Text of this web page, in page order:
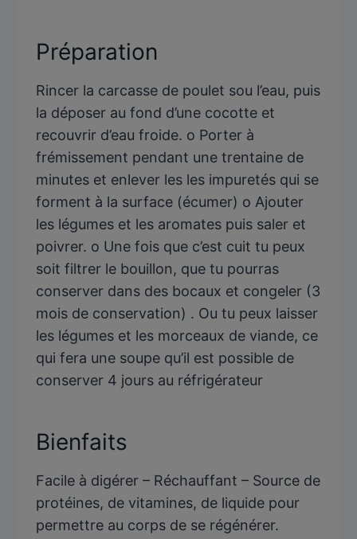
Préparation
Rincer la carcasse de poulet sou l’eau, puis
la déposer au fond d’une cocotte et
recouvrir d’eau froide. o Porter à
frémissement pendant une trentaine de
minutes et enlever les les impuretés qui se
forment à la surface (écumer) o Ajouter
les légumes et les aromates puis saler et
poivrer. o Une fois que c’est cuit tu peux
soit filtrer le bouillon, que tu pourras
conserver dans des bocaux et congeler (3
mois de conservation) . Ou tu peux laisser
les légumes et les morceaux de viande, ce
qui fera une soupe qu’il est possible de
conserver 4 jours au réfrigérateur
Bienfaits
Facile à digérer – Réchauffant – Source de
protéines, de vitamines, de liquide pour
permettre au corps de se régénérer.